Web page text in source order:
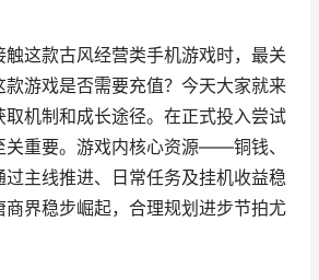
这款古风经营类手机游戏时，最关
游戏是否需要充值？今天大家就来
机制和成长途径。在正式投入尝试
关重要。游戏内核心资源——铜钱、
主线推进、日常任务及挂机收益稳
商界稳步崛起，合理规划进步节拍尤